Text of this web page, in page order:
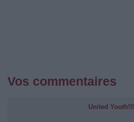
Vos commentaires
United Youth!!!